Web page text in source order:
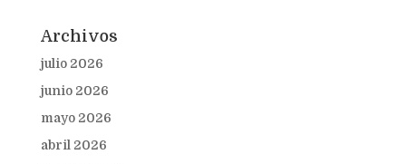
Archivos
julio 2026
junio 2026
mayo 2026
abril 2026